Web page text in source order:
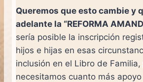
Queremos que esto cambie y
adelante la “REFORMA
sería posible la inscripción
hijos e hijas en esas
inclusión en el Libro de
necesitamos cuanto más apoyo